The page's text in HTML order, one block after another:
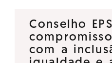
Conselho
com a